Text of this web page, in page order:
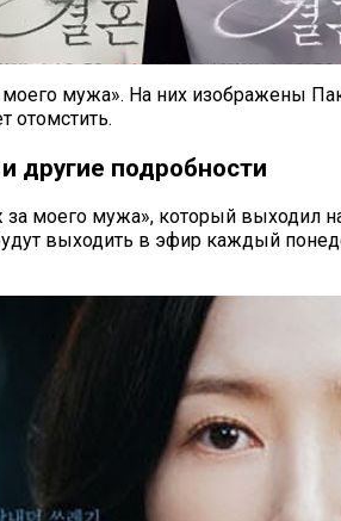
мужа». На них изображены
отомстить.
другие подробности
моего мужа», который выходил
выходить в эфир каждый